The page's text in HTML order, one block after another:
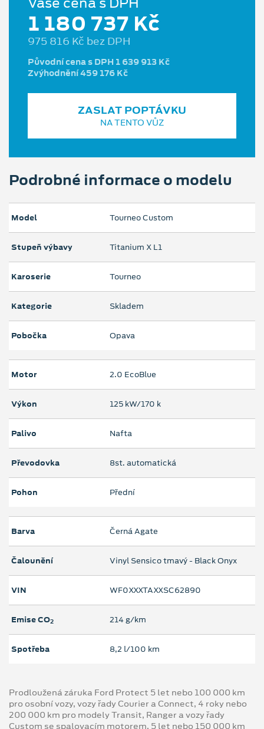
1 180 737 Kč
975 816 Kč bez DPH
Původní cena s DPH 1 639 913 Kč
Zvýhodnění 459 176 Kč
ZASLAT POPTÁVKU
NA TENTO VŮZ
Podrobné informace o modelu
Model Tourneo Custom
Stupeň výbavy Titanium X L1
Karoserie Tourneo
Kategorie Skladem
Pobočka Opava
Motor 2.0 EcoBlue
Výkon 125 kW/170 k
Palivo Nafta
Převodovka 8st. automatická
Pohon Přední
Barva Černá Agate
Čalounění Vinyl Sensico tmavý - Black Onyx
VIN WF0XXXTAXXSC62890
Emise CO2 214 g/km
Spotřeba 8,2 l/100 km
Prodloužená záruka Ford Protect 5 let nebo 100 000 km
pro osobní vozy, vozy řady Courier a Connect, 4 roky nebo
200 000 km pro modely Transit, Ranger a vozy řady
Custom se spalovacím motorem, 5 let nebo 150 000 km